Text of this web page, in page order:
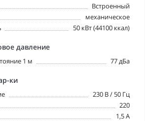
Встроенный
механическое
50 кВт (44100 ккал)
давление
1 м 77 дБа
ки
230 В / 50 Гц
220
1,5 А